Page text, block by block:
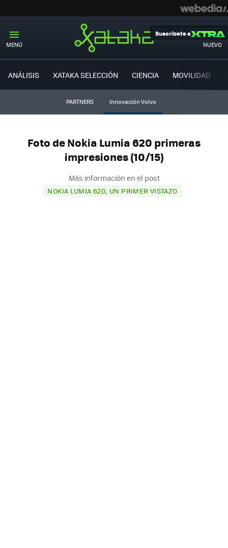
MENÚ NUEVO
Suscríbete a
ANÁLISIS XATAKA SELECCIÓN CIENCIA MOVILIDAD
PARTNERS Innovación Volvo
Foto de Nokia Lumia 620 primeras
impresiones (10/15)
Más información en el post
NOKIA LUMIA 620, UN PRIMER VISTAZO